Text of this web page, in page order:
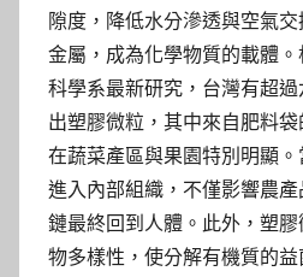
隙度，降低水分滲透與空氣
金屬，成為化學物質的載體
科學系最新研究，台灣有超
出塑膠微粒，其中來自肥料
在蔬菜產區與果園特別明顯
進入內部組織，不僅影響農
鏈最終回到人體。此外，塑
物多樣性，使分解有機質的